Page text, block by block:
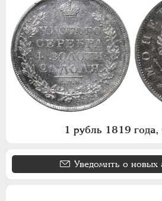
1 рубль 1819
Уведомить о новых